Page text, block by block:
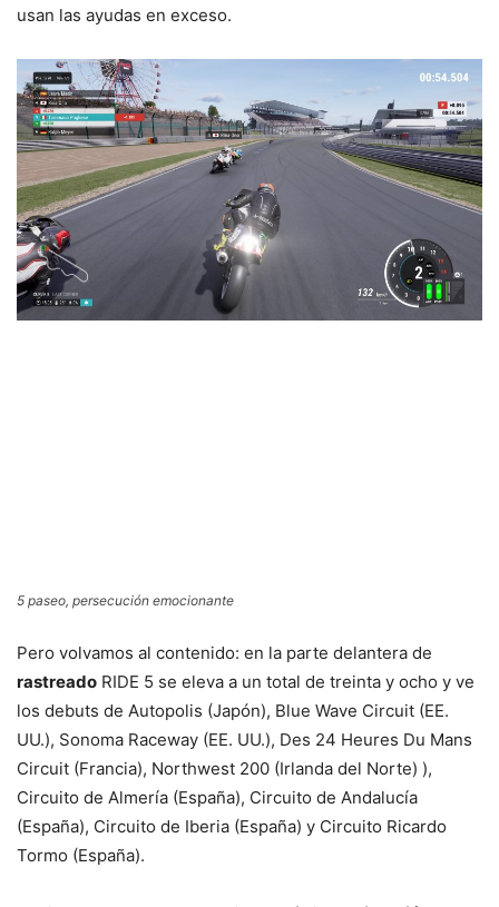
usan las ayudas en exceso.
5 paseo, persecución emocionante
Pero volvamos al contenido: en la parte delantera de
rastreado RIDE 5 se eleva a un total de treinta y ocho y ve
los debuts de Autopolis (Japón), Blue Wave Circuit (EE.
UU.), Sonoma Raceway (EE. UU.), Des 24 Heures Du Mans
Circuit (Francia), Northwest 200 (Irlanda del Norte) ),
Circuito de Almería (España), Circuito de Andalucía
(España), Circuito de Iberia (España) y Circuito Ricardo
Tormo (España).